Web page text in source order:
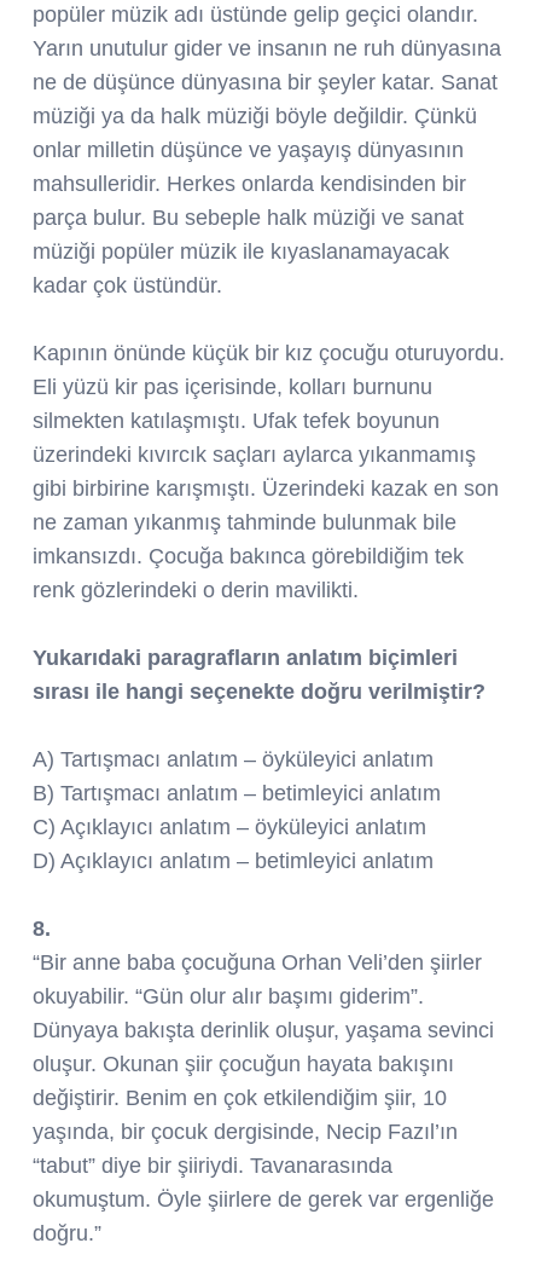
popüler müzik adı üstünde gelip geçici olandır.
Yarın unutulur gider ve insanın ne ruh dünyasına
ne de düşünce dünyasına bir şeyler katar. Sanat
müziği ya da halk müziği böyle değildir. Çünkü
onlar milletin düşünce ve yaşayış dünyasının
mahsulleridir. Herkes onlarda kendisinden bir
parça bulur. Bu sebeple halk müziği ve sanat
müziği popüler müzik ile kıyaslanamayacak
kadar çok üstündür.
Kapının önünde küçük bir kız çocuğu oturuyordu.
Eli yüzü kir pas içerisinde, kolları burnunu
silmekten katılaşmıştı. Ufak tefek boyunun
üzerindeki kıvırcık saçları aylarca yıkanmamış
gibi birbirine karışmıştı. Üzerindeki kazak en son
ne zaman yıkanmış tahminde bulunmak bile
imkansızdı. Çocuğa bakınca görebildiğim tek
renk gözlerindeki o derin mavilikti.
Yukarıdaki paragrafların anlatım biçimleri
sırası ile hangi seçenekte doğru verilmiştir?
A) Tartışmacı anlatım – öyküleyici anlatım
B) Tartışmacı anlatım – betimleyici anlatım
C) Açıklayıcı anlatım – öyküleyici anlatım
D) Açıklayıcı anlatım – betimleyici anlatım
8.
“Bir anne baba çocuğuna Orhan Veli’den şiirler
okuyabilir. “Gün olur alır başımı giderim”.
Dünyaya bakışta derinlik oluşur, yaşama sevinci
oluşur. Okunan şiir çocuğun hayata bakışını
değiştirir. Benim en çok etkilendiğim şiir, 10
yaşında, bir çocuk dergisinde, Necip Fazıl’ın
“tabut” diye bir şiiriydi. Tavanarasında
okumuştum. Öyle şiirlere de gerek var ergenliğe
doğru.”